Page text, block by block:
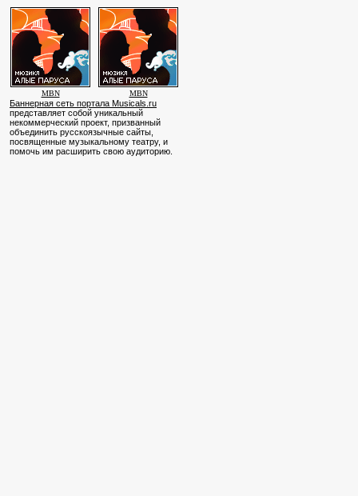
MBN MBN
Баннерная сеть портала Musicals.ru
представляет собой уникальный
некоммерческий проект, призванный
объединить русскоязычные сайты,
посвященные музыкальному театру, и
помочь им расширить свою аудиторию.